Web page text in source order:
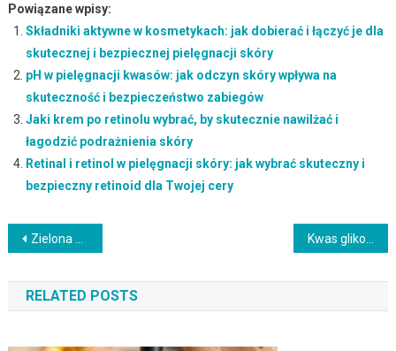
Powiązane wpisy:
Składniki aktywne w kosmetykach: jak dobierać i łączyć je dla
skutecznej i bezpiecznej pielęgnacji skóry
pH w pielęgnacji kwasów: jak odczyn skóry wpływa na
skuteczność i bezpieczeństwo zabiegów
Jaki krem po retinolu wybrać, by skutecznie nawilżać i
łagodzić podrażnienia skóry
Retinal i retinol w pielęgnacji skóry: jak wybrać skuteczny i
bezpieczny retinoid dla Twojej cery
Nawigacja
wpisu
Zielona herbata na twarz: jak wykorzystać jej właściwości dla różnych typów cery i uniknąć błędów w pielęgnacji
RELATED POSTS